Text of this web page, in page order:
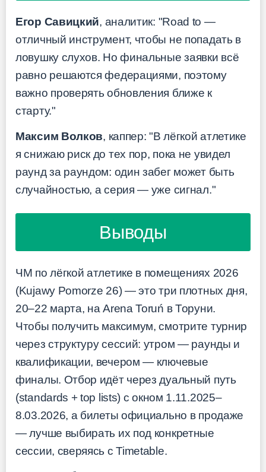
Егор Савицкий, аналитик: "Road to —
отличный инструмент, чтобы не попадать в
ловушку слухов. Но финальные заявки всё
равно решаются федерациями, поэтому
важно проверять обновления ближе к
старту."
Максим Волков, каппер: "В лёгкой атлетике
я снижаю риск до тех пор, пока не увидел
раунд за раундом: один забег может быть
случайностью, а серия — уже сигнал."
Выводы
ЧМ по лёгкой атлетике в помещениях 2026
(Kujawy Pomorze 26) — это три плотных дня,
20–22 марта, на Arena Toruń в Торуни.
Чтобы получить максимум, смотрите турнир
через структуру сессий: утром — раунды и
квалификации, вечером — ключевые
финалы. Отбор идёт через дуальный путь
(standards + top lists) с окном 1.11.2025–
8.03.2026, а билеты официально в продаже
— лучше выбирать их под конкретные
сессии, сверяясь с Timetable.